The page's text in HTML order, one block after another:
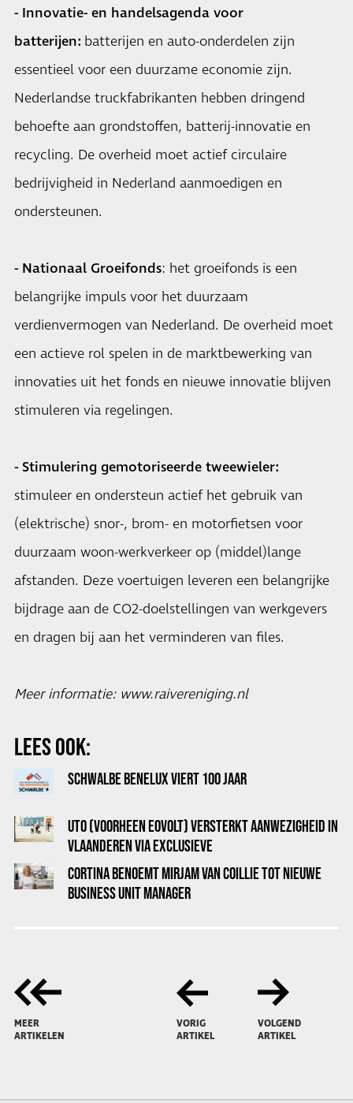
- Innovatie- en handelsagenda voor
batterijen: batterijen en auto-onderdelen zijn
essentieel voor een duurzame economie zijn.
Nederlandse truckfabrikanten hebben dringend
behoefte aan grondstoffen, batterij-innovatie en
recycling. De overheid moet actief circulaire
bedrijvigheid in Nederland aanmoedigen en
ondersteunen.
- Nationaal Groeifonds: het groeifonds is een
belangrijke impuls voor het duurzaam
verdienvermogen van Nederland. De overheid moet
een actieve rol spelen in de marktbewerking van
innovaties uit het fonds en nieuwe innovatie blijven
stimuleren via regelingen.
- Stimulering gemotoriseerde tweewieler:
stimuleer en ondersteun actief het gebruik van
(elektrische) snor-, brom- en motorfietsen voor
duurzaam woon-werkverkeer op (middel)lange
afstanden. Deze voertuigen leveren een belangrijke
bijdrage aan de CO2-doelstellingen van werkgevers
en dragen bij aan het verminderen van files.
Meer informatie: www.raivereniging.nl
LEES OOK:
SCHWALBE BENELUX VIERT 100 JAAR
UTO (VOORHEEN EOVOLT) VERSTERKT AANWEZIGHEID IN
VLAANDEREN VIA EXCLUSIEVE
DISTRIBUTIESAMENWERKING MET PENDLR
CORTINA BENOEMT MIRJAM VAN COILLIE TOT NIEUWE
BUSINESS UNIT MANAGER
MEER
ARTIKELEN
VORIG
ARTIKEL
VOLGEND
ARTIKEL